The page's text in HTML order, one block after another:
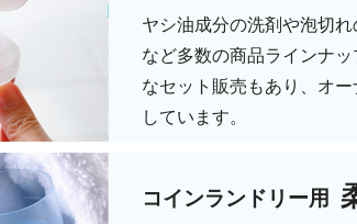
ヤシ油成分の洗剤や泡切
など多数の商品ラインナ
なセット販売もあり、オ
しています。
コインランドリー用